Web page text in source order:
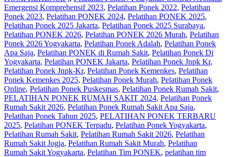
Emergensi Komprehensif 2023, Pelatihan Ponek 2022, Pelatihan
Ponek 2023, Pelatihan PONEK 2024, Pelatihan PONEK 2025,
Pelatihan Ponek 2025 Jakarta, Pelatihan Ponek 2025 Surabaya,
Pelatihan PONEK 2026, Pelatihan PONEK 2026 Murah, Pelatihan
Ponek 2026 Yogyakarta, Pelatihan Ponek Adalah, Pelatihan Ponek
Apa Saja, Pelatihan PONEK di Rumah Sakit, Pelatihan Ponek Di
Yogyakarta, Pelatihan PONEK Jakarta, Pelatihan Ponek Jnpk Kr,
Pelatihan Ponek Jnpk-Kr, Pelatihan Ponek Kemenkes, Pelatihan
Ponek Kemenkes 2025, Pelatihan Ponek Murah, Pelatihan Ponek
Online, Pelatihan Ponek Puskesmas, Pelatihan Ponek Rumah Sakit,
PELATIHAN PONEK RUMAH SAKIT 2024, Pelatihan Ponek
Rumah Sakit 2026, Pelatihan Ponek Rumah Sakit Apa Saja,
Pelatihan Ponek Tahun 2025, PELATIHAN PONEK TERBARU
2025, Pelatihan PONEK Terpadu, Pelatihan Ponek Yogyakarta,
Pelatihan Rumah Sakit‎, Pelatihan Rumah Sakit 2026, Pelatihan
Rumah Sakit Jogja, Pelatihan Rumah Sakit Murah, Pelatihan
Rumah Sakit Yogyakarta, Pelatihan Tim PONEK, pelatihan tim